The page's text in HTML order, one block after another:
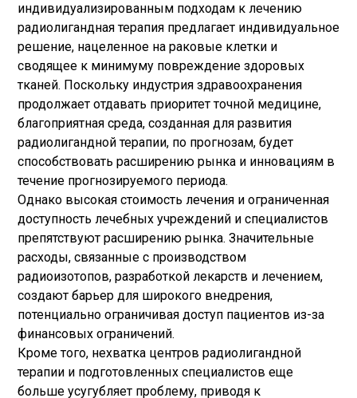
индивидуализированным подходам к лечению
радиолигандная терапия предлагает индивидуальное
решение, нацеленное на раковые клетки и
сводящее к минимуму повреждение здоровых
тканей. Поскольку индустрия здравоохранения
продолжает отдавать приоритет точной медицине,
благоприятная среда, созданная для развития
радиолигандной терапии, по прогнозам, будет
способствовать расширению рынка и инновациям в
течение прогнозируемого периода.
Однако высокая стоимость лечения и ограниченная
доступность лечебных учреждений и специалистов
препятствуют расширению рынка. Значительные
расходы, связанные с производством
радиоизотопов, разработкой лекарств и лечением,
создают барьер для широкого внедрения,
потенциально ограничивая доступ пациентов из-за
финансовых ограничений.
Кроме того, нехватка центров радиолигандной
терапии и подготовленных специалистов еще
больше усугубляет проблему, приводя к